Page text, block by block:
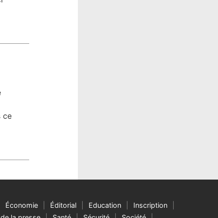
ce
Économie Éditorial Education
Inscription